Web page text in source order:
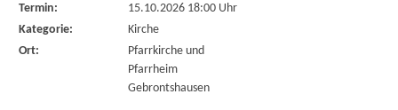
Termin:
15.10.2026 18:00 Uhr
Kategorie:
Kirche
Ort:
Pfarrkirche und
Pfarrheim
Gebrontshausen